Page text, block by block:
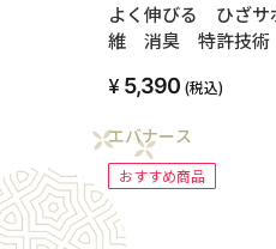
よく伸びる ひざ
維 消臭 特許技
症 筋肉痛 ケア
5,390 (税込)
エバナース
おすすめ商品